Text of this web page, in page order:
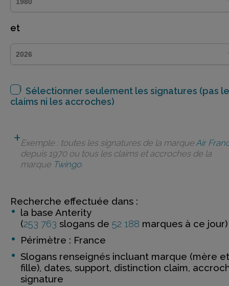
et
Sélectionner seulement les signatures (pas
claims ni les accroches)
Exemple : toutes les signatures de la marqueAir
depuis 1970 ou tous les claims et accroches de la
marque Twingo.
Recherche effectuée dans :
la base Anterity
(253 763 slogans de 52 188 marques à ce jour)
Périmètre : France
Slogans renseignés incluant marque (mère et
fille), dates, support, distinction claim,
signature